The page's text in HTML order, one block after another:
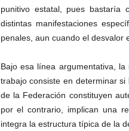
punitivo estatal, pues bastaría
distintas manifestaciones
penales, aun cuando el desvalor
Bajo esa línea argumentativa,
trabajo consiste en determinar
de la Federación constituyen
por el contrario, implican una
integra la estructura típica de la